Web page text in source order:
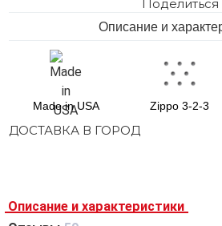
Поделиться
Описание и
Made in USA Zippo 3-2-3
ДОСТАВКА В ГОРОД
Описание и характеристики